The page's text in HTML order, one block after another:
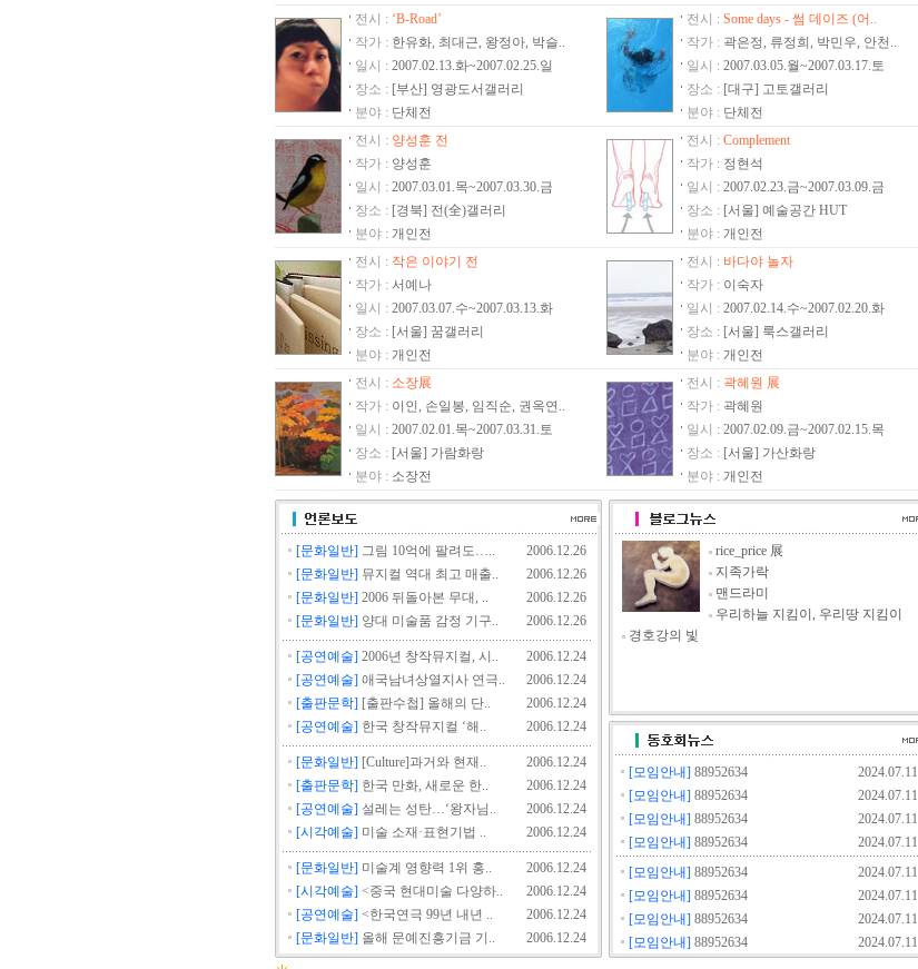
스캇 맥매스터 사진전
최정윤 작가님의 전시를 축하합니다.
김은주 작가님의 전시를 축하합니다.
스펙터클 타이틀: 『바람이 일다』
임현락 작가님의 전시를 축하합니다.
박진관 작가님의 전시를 축하합니다.
미적(美的)감각展
‘B-Road’ 몽환경 그룹전을 축하드립니다.
Some days - 썸 데이즈 (어떤 날들...)
양성훈 작가님의 전시를 축하합니다.
정현석 작가님의 전시를 축하합니다.
서예나 작가님의 전시를 축하합니다.
곽혜원 작가님의 전시를 축하합니다.
이태일 작가님의 전시를 축하합니다.
夢想- 2007년 갤러리 담의 신년 기획전
개관 9주년 기념 기획전 - 제3부 - ‘내 마음의 바다’
평면조형의 가변의식전을 축하합니다.
이탈리아 조각의 거장, ‘마리노 마리니’ 전
인기그룹 NRG 멤버 故 김환성 추모사진전
한.중 국제 도자 교류전展
설날선물 올해는 그림으로하세요 !!
곽정명 작가님의 전시를 축하합니다.
at 2007 Drawing 전을 축하드립니다.
김미령 작가님의 전시를 축하합니다.
새로운 시대의 문을열며...신년기획
변종곤 작가님의 전시를 축하합니다.
Cacophony(불협화음) II
“2007 젊은작가전” 을 축하합니다.
전시 : ‘B-Road’
작가 : 한유화, 최대근, 왕정아, 박슬..
일시 : 2007.02.13.화~2007.02.25.일
장소 : [부산] 영광도서갤러리
분야 : 단체전
전시 : Some days - 썸 데이즈 (어..
작가 : 곽은정, 류정희, 박민우, 안천..
일시 : 2007.03.05.월~2007.03.17.토
장소 : [대구] 고토갤러리
분야 : 단체전
전시 : 양성훈 전
작가 : 양성훈
일시 : 2007.03.01.목~2007.03.30.금
장소 : [경북] 전(全)갤러리
분야 : 개인전
전시 : Complement
작가 : 정현석
일시 : 2007.02.23.금~2007.03.09.금
장소 : [서울] 예술공간 HUT
분야 : 개인전
전시 : 작은 이야기 전
작가 : 서예나
일시 : 2007.03.07.수~2007.03.13.화
장소 : [서울] 꿈갤러리
분야 : 개인전
전시 : 바다야 놀자
작가 : 이숙자
일시 : 2007.02.14.수~2007.02.20.화
장소 : [서울] 룩스갤러리
분야 : 개인전
전시 : 소장展
작가 : 이인, 손일봉, 임직순, 권옥연..
일시 : 2007.02.01.목~2007.03.31.토
장소 : [서울] 가람화랑
분야 : 소장전
전시 : 곽혜원 展
작가 : 곽혜원
일시 : 2007.02.09.금~2007.02.15.목
장소 : [서울] 가산화랑
분야 : 개인전
[문화일반] 그림 10억에 팔려도…..
2006.12.26
[문화일반] 뮤지컬 역대 최고 매출..
2006.12.26
[문화일반] 2006 뒤돌아본 무대, ..
2006.12.26
[문화일반] 양대 미술품 감정 기구.. 2006.12.26
[공연예술] 2006년 창작뮤지컬, 시..
2006.12.24
[공연예술] 애국남녀상열지사 연극..
2006.12.24
[출판문학] [출판수첩] 올해의 단..
2006.12.24
[공연예술] 한국 창작뮤지컬 ‘해.. 2006.12.24
[문화일반] [Culture]과거와 현재..
2006.12.24
[출판문학] 한국 만화, 새로운 한..
2006.12.24
[공연예술] 설레는 성탄…‘왕자님..
2006.12.24
[시각예술] 미술 소재·표현기법 .. 2006.12.24
[문화일반] 미술계 영향력 1위 홍..
2006.12.24
[시각예술] <중국 현대미술 다양하..
2006.12.24
[공연예술] <한국연극 99년 내년 ..
2006.12.24
[문화일반] 올해 문예진흥기금 기.. 2006.12.24
rice_price 展
지족가락
맨드라미
우리하늘 지킴이, 우리땅 지킴이
경호강의 빛
[모임안내] 88952634
2024.07.11
[모임안내] 88952634
2024.07.11
[모임안내] 88952634
2024.07.11
[모임안내] 88952634
2024.07.11
[모임안내] 88952634
2024.07.11
[모임안내] 88952634
2024.07.11
[모임안내] 88952634
2024.07.11
[모임안내] 88952634 2024.07.11